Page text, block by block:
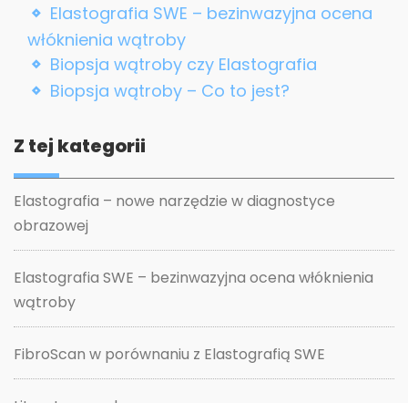
Elastografia SWE – bezinwazyjna ocena
włóknienia wątroby
Biopsja wątroby czy Elastografia
Biopsja wątroby – Co to jest?
Z tej kategorii
Elastografia – nowe narzędzie w diagnostyce
obrazowej
Elastografia SWE – bezinwazyjna ocena włóknienia
wątroby
FibroScan w porównaniu z Elastografią SWE